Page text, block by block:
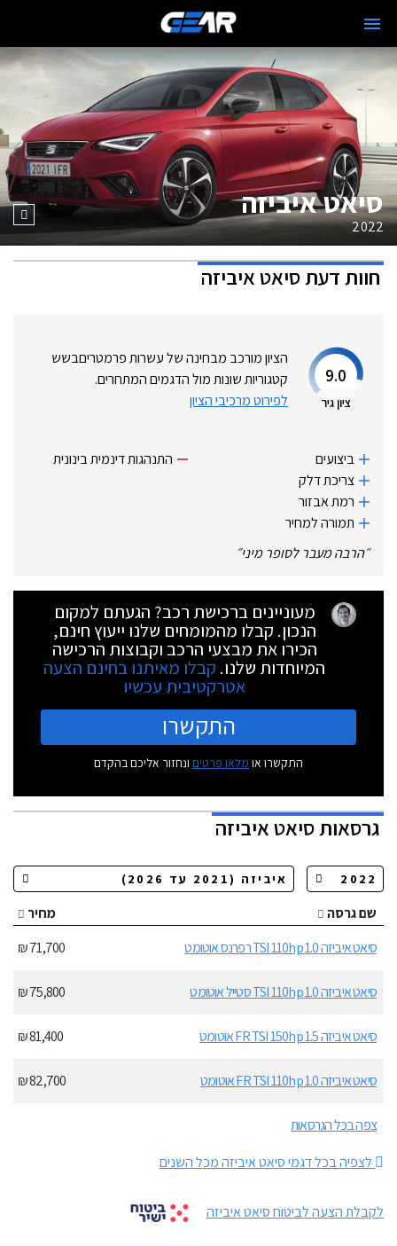
סיאט איביזה
2022
חוות דעתסיאט איביזה
9.0
ציון גיר
הציון מורכב מבחינה של עשרות פרמטריםבשש
קטגוריות שונות מול הדגמים המתחרים.
לפירוט מרכיבי הציון
ביצועים
צריכת דלק
רמת אבזור
תמורה למחיר
התנהגות דינמית בינונית
״הרבה מעבר לסופר מיני״
מעוניינים ברכישת רכב? הגעתם למקום
הנכון. קבלו מהמומחים שלנו ייעוץ חינם,
הכירו את מבצעי הרכב וקבוצות הרכישה
המיוחדות שלנו. קבלו מאיתנו בחינם הצעה
אטרקטיבית עכשיו
התקשרו
התקשרו או מלאו פרטים ונחזור אליכם בהקדם
גרסאותסיאט איביזה
שם גרסה
מחיר
סיאט איביזה 1.0 TSI 110hp רפרנס אוטומט
71,700 ₪
סיאט איביזה 1.0 TSI 110hp סטייל אוטומט 75,800 ₪
סיאט איביזה 1.5 FR TSI 150hp אוטומט 81,400 ₪
סיאט איביזה 1.0 FR TSI 110hp אוטומט 82,700 ₪
צפה בכל הגרסאות
לצפיה בכל דגמי סיאט איביזה מכל השנים
לקבלת הצעה לביטוח סיאט איביזה